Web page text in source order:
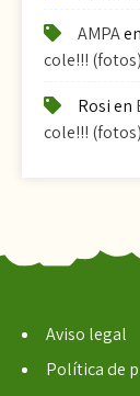
AMPAen
cole!!! (fotos)
Rosien
cole!!! (fotos)
Aviso legal
Política de